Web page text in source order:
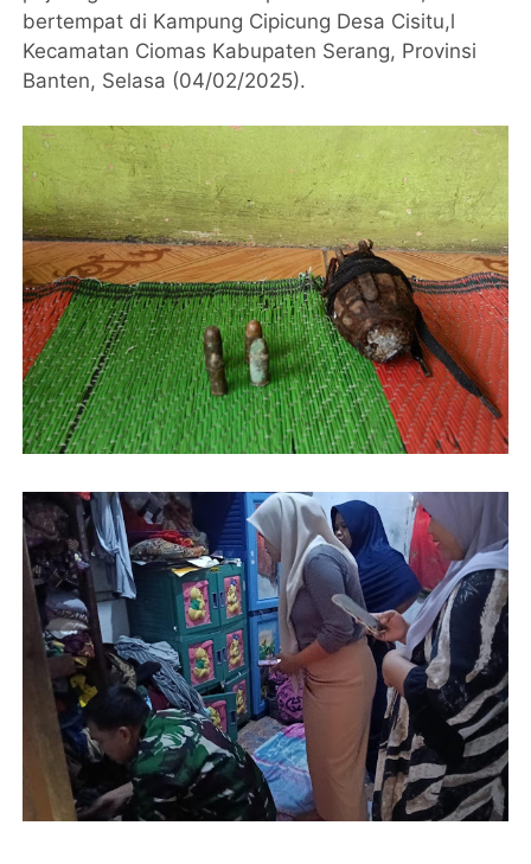
bertempat di Kampung Cipicung Desa Cisitu,l
Kecamatan Ciomas Kabupaten Serang, Provinsi
Banten, Selasa (04/02/2025).